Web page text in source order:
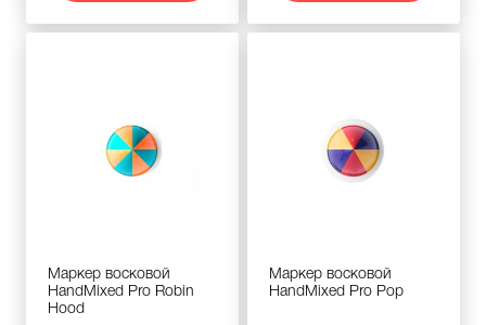
Маркер восковой
HandMixed Pro Robin
Hood
Маркер восковой
HandMixed Pro Pop